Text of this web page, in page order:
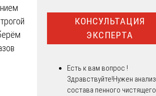
КОНСУЛЬТАЦИЯ
ЭКСПЕРТА
Есть к вам вопрос !
Здравствуйте!Нужен анализ
состава пенного чистящего